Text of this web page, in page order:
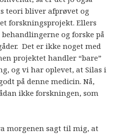
teori bliver afprøvet og
forskningsprojekt. Ellers
og forske på
Det er ikke noget med
projektet handler “bare”
og vi har oplevet, at Silas i
på denne medicin. Nå,
ikke forskningen, som
morgenen sagt til mig, at